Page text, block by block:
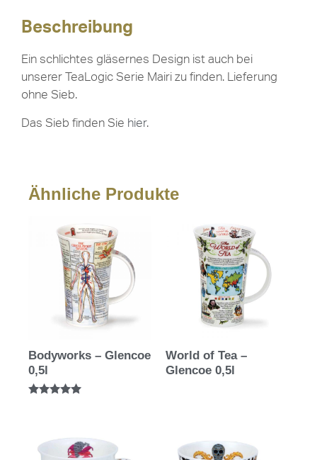
Beschreibung
Ein schlichtes gläsernes Design ist auch bei
unserer TeaLogic Serie Mairi zu finden. Lieferung
ohne Sieb.
Das Sieb finden Sie hier.
Ähnliche Produkte
Bodyworks – Glencoe
0,5l
World of Tea –
Glencoe 0,5l